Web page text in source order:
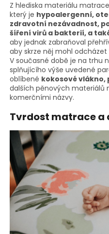
Z hlediska materiálu
který je hypoalergenní,
zdravotní nezávadnost,
šíření virů a bakterií, a
aby jednak zabraňoval
aby skrze něj mohl
V současné době je na trhu
splňujícího výše uvedené
oblíbené kokosové
dalších pěnových materiálů
komerčními názvy.
Tvrdost matrace